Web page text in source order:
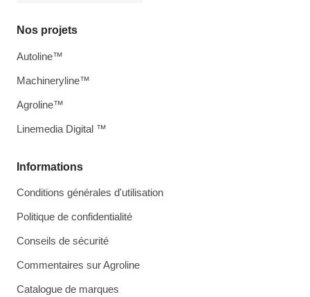
Informations
Conditions générales d'utilisation
Politique de confidentialité
Conseils de sécurité
Commentaires sur Agroline
Catalogue de marques
Nos projets
Autoline™
Machineryline™
Agroline™
Linemedia Digital ™